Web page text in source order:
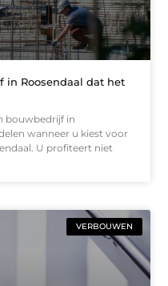
in Roosendaal dat het
bouwbedrijf in
wanneer u kiest voor
U profiteert niet
VERBOUWEN